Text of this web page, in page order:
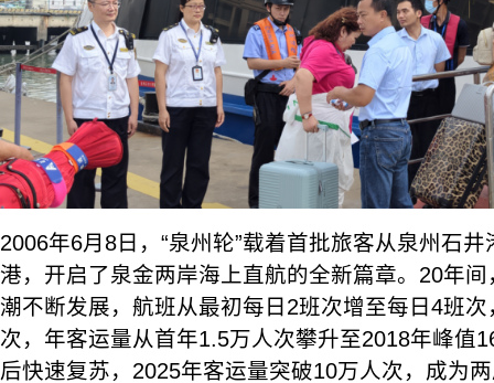
2006年6月8日，“泉州轮”载着首批旅客从泉州石
港，开启了泉金两岸海上直航的全新篇章。20年
潮不断发展，航班从最初每日2班次增至每日4班
次，年客运量从首年1.5万人次攀升至2018年峰值
后快速复苏，2025年客运量突破10万人次，成为